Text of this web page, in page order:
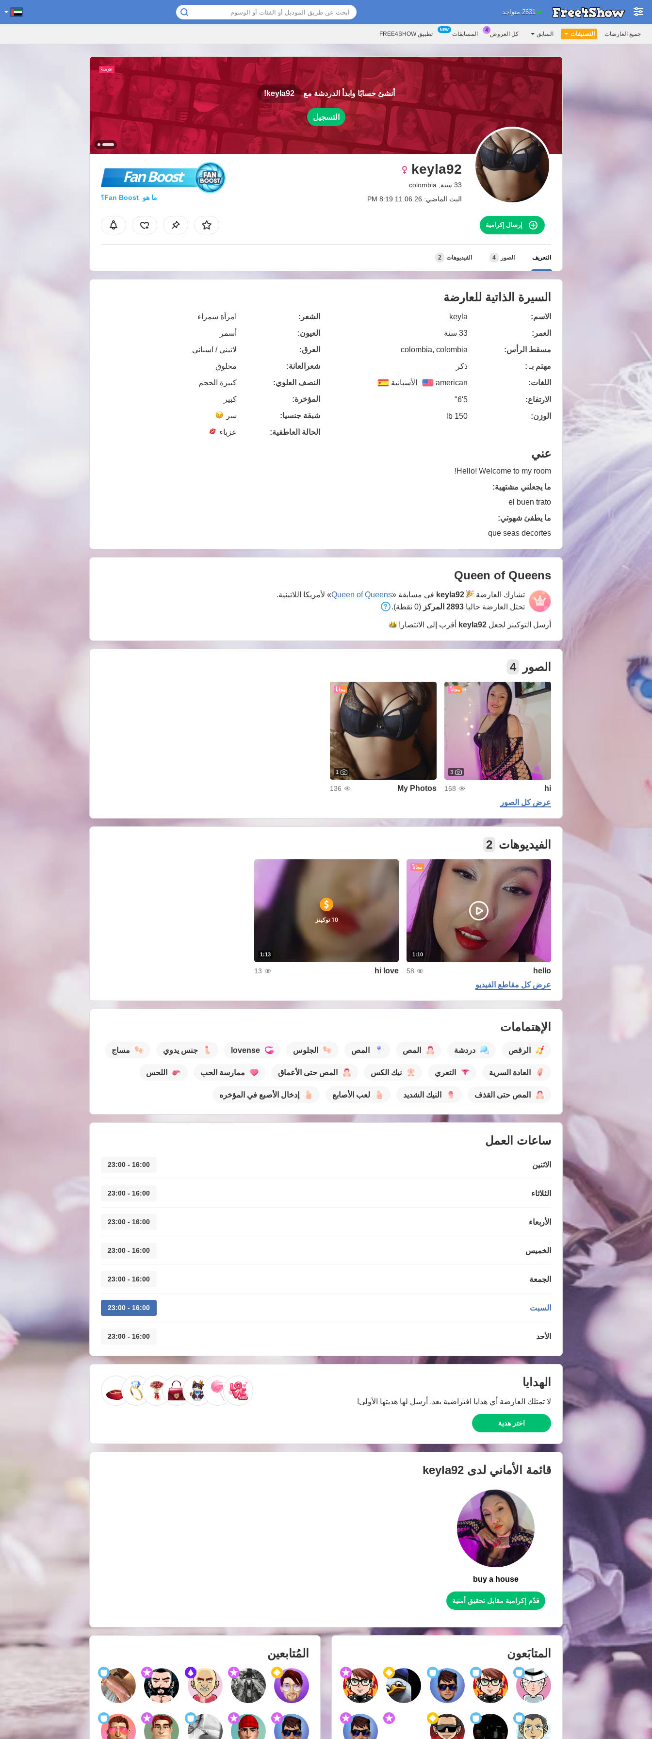
2631 متواجد
جميع العارضات التصنيفات السابق كل العروض المسابقات تطبيق FREE4SHOW
أنشئ حسابًا وابدأ الدردشة مع keyla92!
التسجيل
keyla92
33 سنة, colombia
البث الماضي: 11.06.26 8:19 PM
Fan Boost
ما هو Fan Boost؟
إرسال إكرامية
التعريف الصور 4 الفيديوهات 2
السيرة الذاتية للعارضة
الاسم:
keyla
العمر:
33 سنة
مسقط الرأس:
colombia, colombia
مهتم بـ :
ذكر
اللغات:
american الأسبانية
الارتفاع:
5'6"
الوزن:
150 lb
الشعر:
امرأة سمراء
العيون:
أسمر
العرق:
لاتيني / اسباني
شعرالعانة:
محلوق
النصف العلوي:
كبيرة الحجم
المؤخرة:
كبير
شبقة جنسيا:
سر
الحالة العاطفية:
عزباء
عني
Hello! Welcome to my room!
ما يجعلني مشتهية:
el buen trato
ما يطفئ شهوتي:
que seas decortes
Queen of Queens
تشارك العارضة keyla92 في مسابقة «Queen of Queens» لأمريكا اللاتينية.
تحتل العارضة حاليا 2893 المركز (0 نقطة).
أرسل التوكينز لجعل keyla92 أقرب إلى الانتصار!
الصور 4
مجاناً
3
hi
168
مجاناً
1
My Photos
136
عرض كل الصور
الفيديوهات 2
مجاناً
1:10
hello
58
1:13
10 توكينز
hi love
13
عرض كل مقاطع الفيديو
الإهتمامات
الرقص دردشة المص المص الجلوس lovense جنس يدوي مساج
العادة السرية التعري نيك الكس المص حتى الأعماق ممارسة الحب اللحس
المص حتى القذف النيك الشديد لعب الأصابع إدخال الأصبع في المؤخره
ساعات العمل
الاثنين 16:00 - 23:00
الثلاثاء 16:00 - 23:00
الأربعاء 16:00 - 23:00
الخميس 16:00 - 23:00
الجمعة 16:00 - 23:00
السبت 16:00 - 23:00
الأحد 16:00 - 23:00
الهدايا
لا تمتلك العارضة أي هدايا افتراضية بعد. أرسل لها هديتها الأولى!
اختر هدية
قائمة الأماني لدى keyla92
buy a house
قدّم إكرامية مقابل تحقيق أمنية
المتابَعون المُتابعين